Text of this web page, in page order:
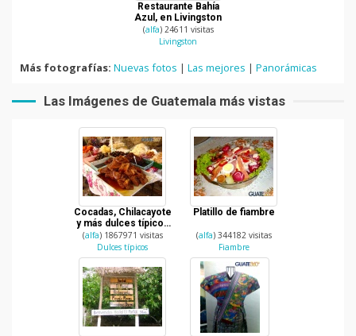
Restaurante Bahía
Azul, en Livingston
(alfa) 24611 visitas
Livingston
Más fotografías: Nuevas fotos | Las mejores | Panorámicas
Las Imágenes de Guatemala más vistas
Cocadas, Chilacayote
y más dulces típicos
de Guatemala
(alfa) 1867971 visitas
Dulces típicos
Platillo de fiambre
(alfa) 344182 visitas
Fiambre